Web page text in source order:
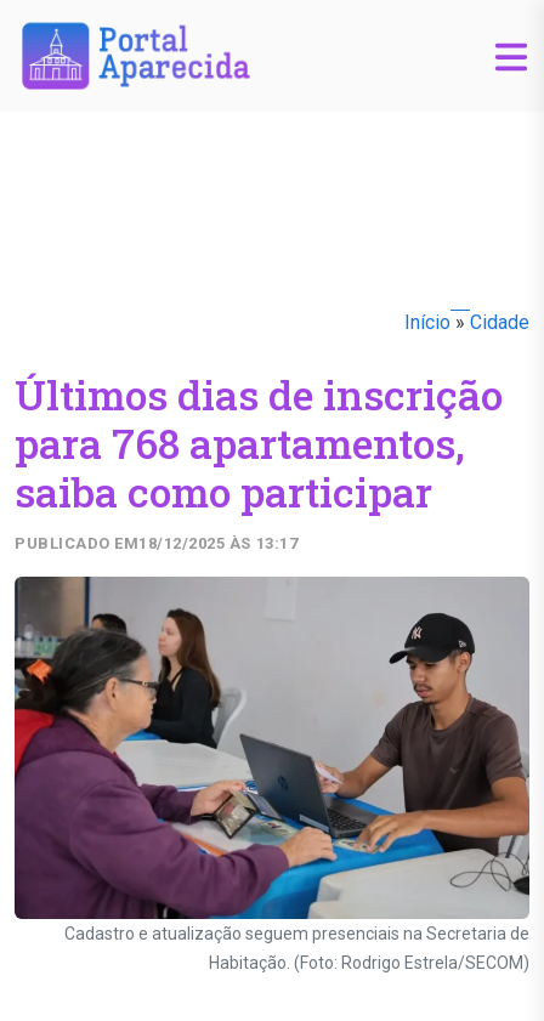
Início » Cidade
Últimos dias de inscrição
para 768 apartamentos,
saiba como participar
PUBLICADO EM18/12/2025 ÀS 13:17
Cadastro e atualização seguem presenciais na Secretaria de
Habitação. (Foto: Rodrigo Estrela/SECOM)